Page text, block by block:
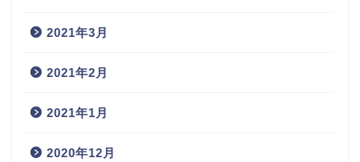
2021年3月
2021年2月
2021年1月
2020年12月